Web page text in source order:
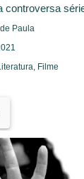
controversa
Paula
Filme